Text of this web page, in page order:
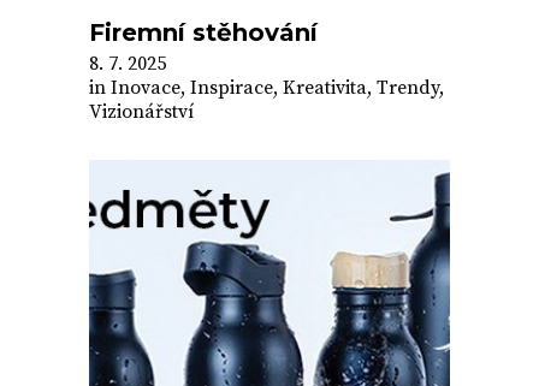
Firemní stěhování
8. 7. 2025
in Inovace, Inspirace, Kreativita, Trendy,
Vizionářství